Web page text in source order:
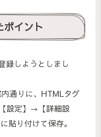
ポイント
録しようとしまし
通りに、HTMLタグ
設定】→【詳細設
貼り付けて保存。